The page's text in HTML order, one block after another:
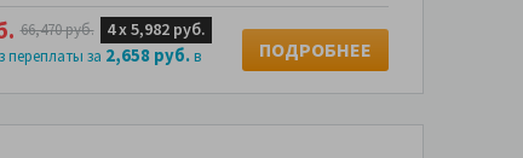
66,470 руб. 4 х5,982 руб.
переплаты за 2,658 руб.в
ПОДРОБНЕЕ